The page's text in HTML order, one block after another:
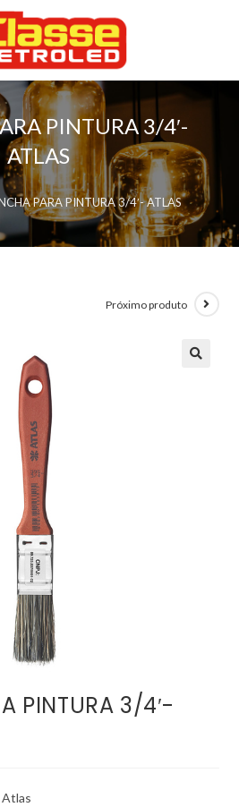
PINTURA 3/4′-
ATLAS
PARA PINTURA 3/4′- ATLAS
Próximo produto
PINTURA 3/4′-
Atlas